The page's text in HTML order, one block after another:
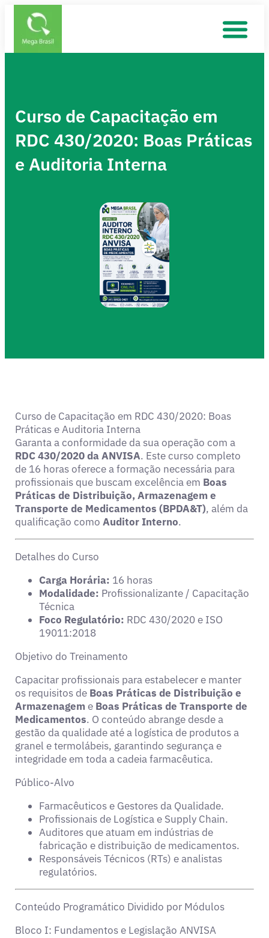
Curso de Capacitação em
RDC 430/2020: Boas Práticas
e Auditoria Interna
Curso de Capacitação em RDC 430/2020: Boas
Práticas e Auditoria Interna
Garanta a conformidade da sua operação com a
RDC 430/2020 da ANVISA. Este curso completo
de 16 horas oferece a formação necessária para
profissionais que buscam excelência em Boas
Práticas de Distribuição, Armazenagem e
Transporte de Medicamentos (BPDA&T), além da
qualificação como Auditor Interno.
Detalhes do Curso
Carga Horária: 16 horas
Modalidade: Profissionalizante / Capacitação
Técnica
Foco Regulatório: RDC 430/2020 e ISO
19011:2018
Objetivo do Treinamento
Capacitar profissionais para estabelecer e manter
os requisitos de Boas Práticas de Distribuição e
Armazenagem e Boas Práticas de Transporte de
Medicamentos. O conteúdo abrange desde a
gestão da qualidade até a logística de produtos a
granel e termolábeis, garantindo segurança e
integridade em toda a cadeia farmacêutica.
Público-Alvo
Farmacêuticos e Gestores da Qualidade.
Profissionais de Logística e Supply Chain.
Auditores que atuam em indústrias de
fabricação e distribuição de medicamentos.
Responsáveis Técnicos (RTs) e analistas
regulatórios.
Conteúdo Programático Dividido por Módulos
Bloco I: Fundamentos e Legislação ANVISA